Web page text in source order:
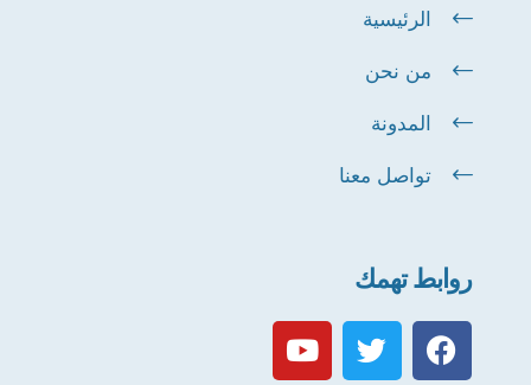
الرئيسية
من نحن
المدونة
تواصل معنا
روابط تهمك